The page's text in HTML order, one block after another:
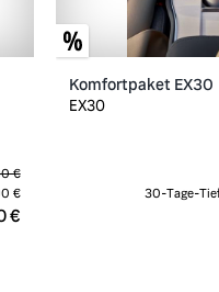
€
€
€
Komfortpaket EX30
EX30
30-Tage-